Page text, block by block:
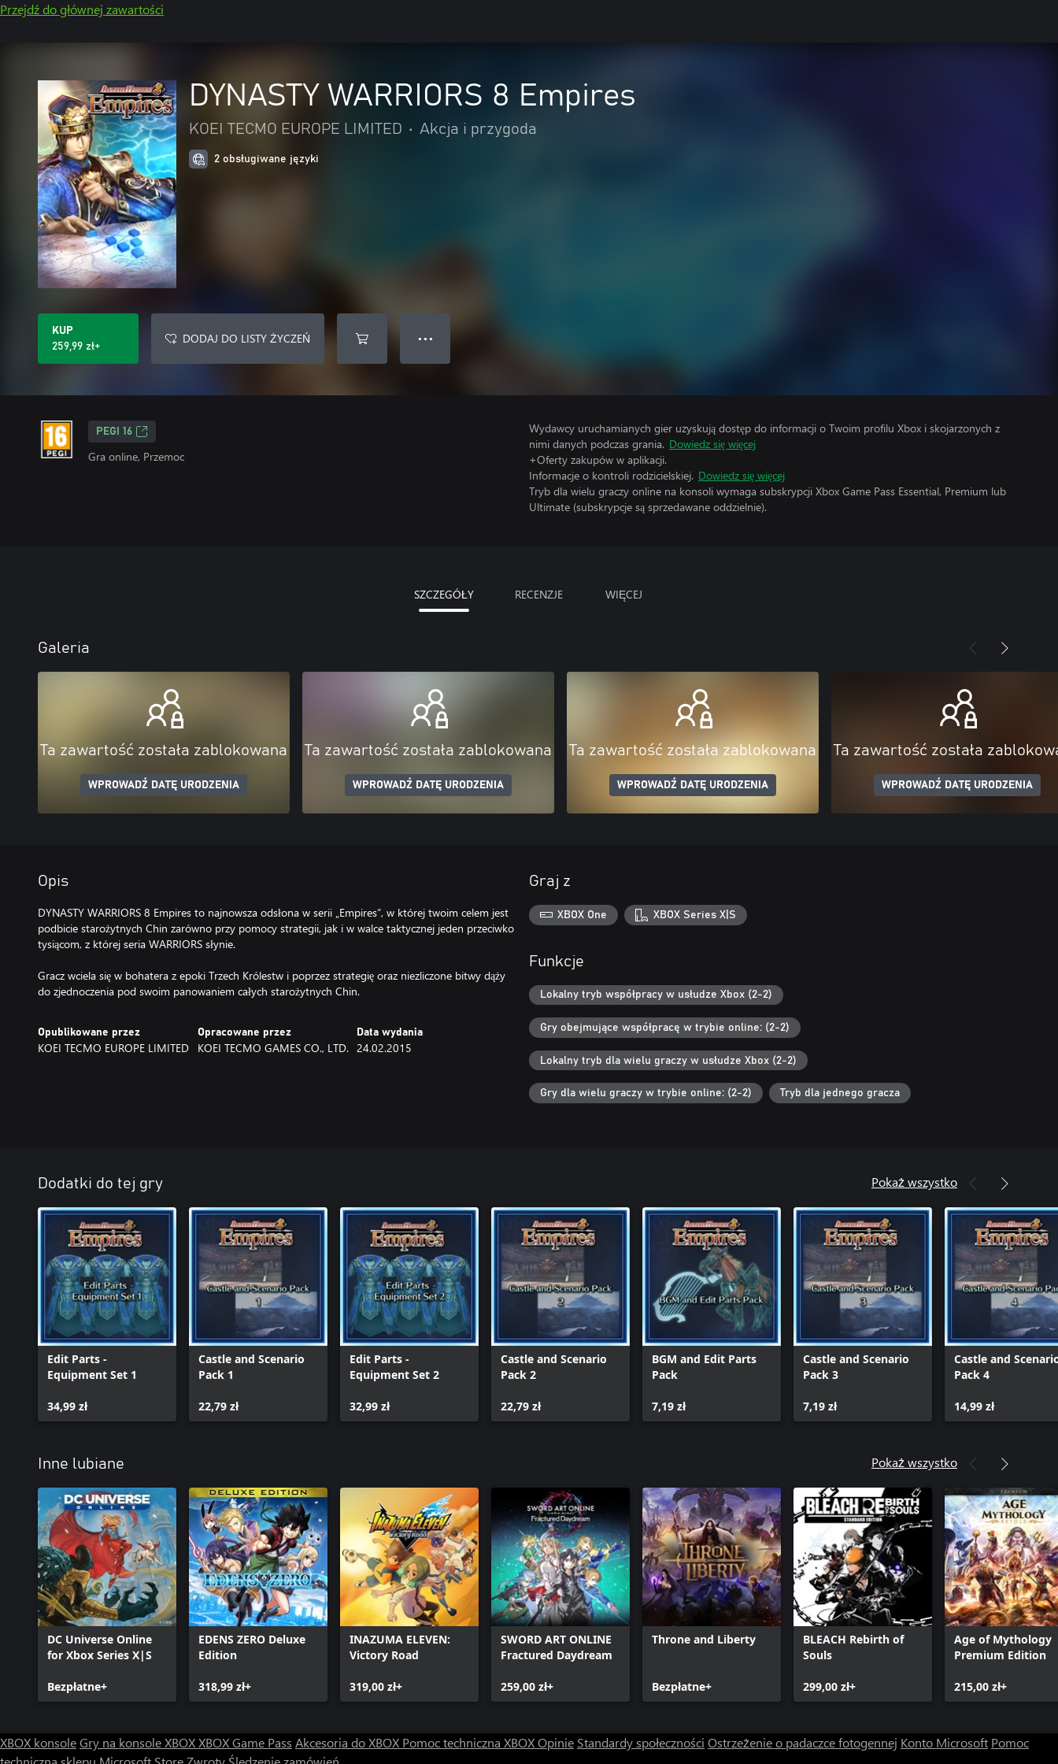
Przejdź do głównej zawartości
DYNASTY WARRIORS 8 Empires
KOEI TECMO EUROPE LIMITED • Akcja i przygoda
2 obsługiwane języki
KUP
259,99 zł+
DODAJ DO LISTY ŻYCZEŃ ● ● ●
PEGI 16
Gra online, Przemoc
Wydawcy uruchamianych gier uzyskują dostęp do informacji o Twoim profilu Xbox i skojarzonych z
nimi danych podczas grania. Dowiedz się więcej
+Oferty zakupów w aplikacji.
Informacje o kontroli rodzicielskiej. Dowiedz się więcej
Tryb dla wielu graczy online na konsoli wymaga subskrypcji Xbox Game Pass Essential, Premium lub
Ultimate (subskrypcje są sprzedawane oddzielnie).
SZCZEGÓŁY RECENZJE WIĘCEJ
Galeria
Ta zawartość została zablokowana
WPROWADŹ DATĘ URODZENIA
Ta zawartość została zablokowana
WPROWADŹ DATĘ URODZENIA
Ta zawartość została zablokowana
WPROWADŹ DATĘ URODZENIA
Ta zawartość została
WPROWADŹ DATĘ URODZENIA
Opis
DYNASTY WARRIORS 8 Empires to najnowsza odsłona w serii „Empires”, w której twoim celem jest
podbicie starożytnych Chin zarówno przy pomocy strategii, jak i w walce taktycznej jeden przeciwko
tysiącom, z której seria WARRIORS słynie.
Gracz wciela się w bohatera z epoki Trzech Królestw i poprzez strategię oraz niezliczone bitwy dąży
Opublikowane przez
KOEI TECMO EUROPE LIMITED
Opracowane przez
KOEI TECMO GAMES CO., LTD.
Data wydania
24.02.2015
Graj z
XBOX One XBOX Series X|S
Funkcje
Lokalny tryb współpracy w usłudze Xbox (2-2)
Gry obejmujące współpracę w trybie online: (2-2)
Lokalny tryb dla wielu graczy w usłudze Xbox (2-2)
Gry dla wielu graczy w trybie online: (2-2) Tryb dla jednego gracza
Dodatki do tej gry Pokaż wszystko
Edit Parts -
Equipment Set 1
34,99 zł
Castle and Scenario
Pack 1
22,79 zł
Edit Parts -
Equipment Set 2
32,99 zł
Castle and Scenario
Pack 2
22,79 zł
BGM and Edit Parts
Pack
7,19 zł
Castle and Scenario
Pack 3
7,19 zł
Castle and
Pack 4
14,99 zł
Inne lubiane Pokaż wszystko
DC Universe Online
for Xbox Series X|S
Bezpłatne+
EDENS ZERO Deluxe
Edition
318,99 zł+
INAZUMA ELEVEN:
Victory Road
319,00 zł+
SWORD ART ONLINE
Fractured Daydream
259,00 zł+
Throne and Liberty
Bezpłatne+
BLEACH Rebirth of
Souls
299,00 zł+
Age of Mythology
Premium Edition
215,00 zł+
XBOX konsoleGry na konsole XBOXXBOX Game Pass Akcesoria do XBOX Pomoc techniczna XBOXOpinie Standardy społeczności Ostrzeżenie o padaczce fotogennej Konto Microsoft Pomoc